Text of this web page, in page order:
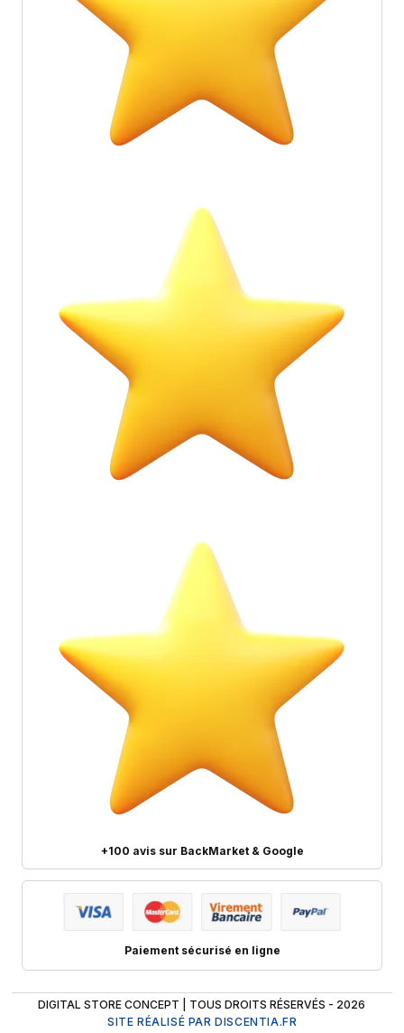
+100 avis sur BackMarket & Google
Paiement sécurisé en ligne
DIGITAL STORE CONCEPT | TOUS DROITS RÉSERVÉS - 2026
SITE RÉALISÉ PAR DISCENTIA.FR